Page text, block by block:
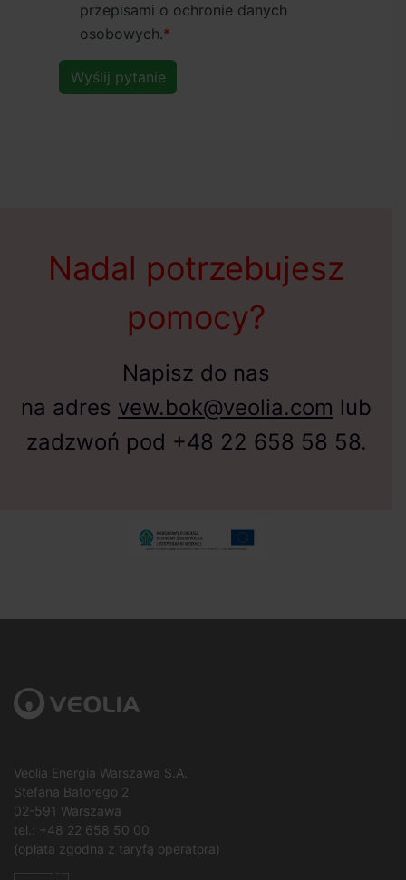
przepisami o ochronie danych
osobowych.*
Wyślij pytanie
Nadal potrzebujesz
pomocy?
Napisz do nas
na adres vew.bok@veolia.com lub
zadzwoń pod +48 22 658 58 58.
Veolia Energia Warszawa S.A.
Stefana Batorego 2
02-591 Warszawa
tel.: +48 22 658 50 00
(opłata zgodna z taryfą operatora)